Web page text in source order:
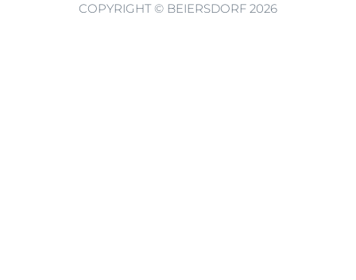
COPYRIGHT © BEIERSDORF 2026